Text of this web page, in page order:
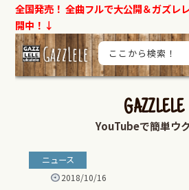
全国発売！ 全曲フルで大公開＆ガズレ
開中！↓